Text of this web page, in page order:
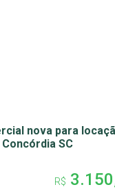
nova para
SC
R$